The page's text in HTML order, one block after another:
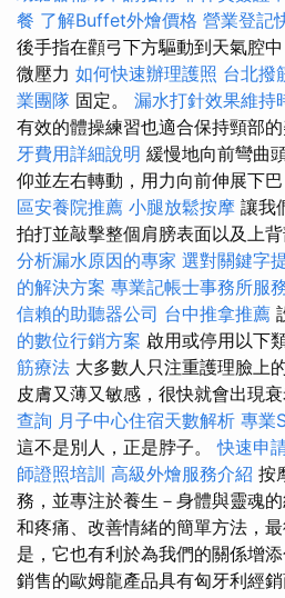
餐 了解Buffet外燴價格 營業登記
後手指在顴弓下方驅動到天氣腔
微壓力 如何快速辦理護照 台北撥
業團隊 固定。 漏水打針效果維持
有效的體操練習也適合保持頸部的
牙費用詳細說明 緩慢地向前彎曲
仰並左右轉動，用力向前伸展下
區安養院推薦 小腿放鬆按摩 讓我
拍打並敲擊整個肩膀表面以及上
分析漏水原因的專家 選對關鍵字
的解決方案 專業記帳士事務所服
信賴的助聽器公司 台中推拿推薦
的數位行銷方案 啟用或停用以下
筋療法 大多數人只注重護理臉上
皮膚又薄又敏感，很快就會出現衰
查詢 月子中心住宿天數解析 專業
這不是別人，正是脖子。快速申
師證照培訓 高級外燴服務介紹 按
務，並專注於養生－身體與靈魂
和疼痛、改善情緒的簡單方法，
是，它也有利於為我們的關係增
銷售的歐姆龍產品具有匈牙利經